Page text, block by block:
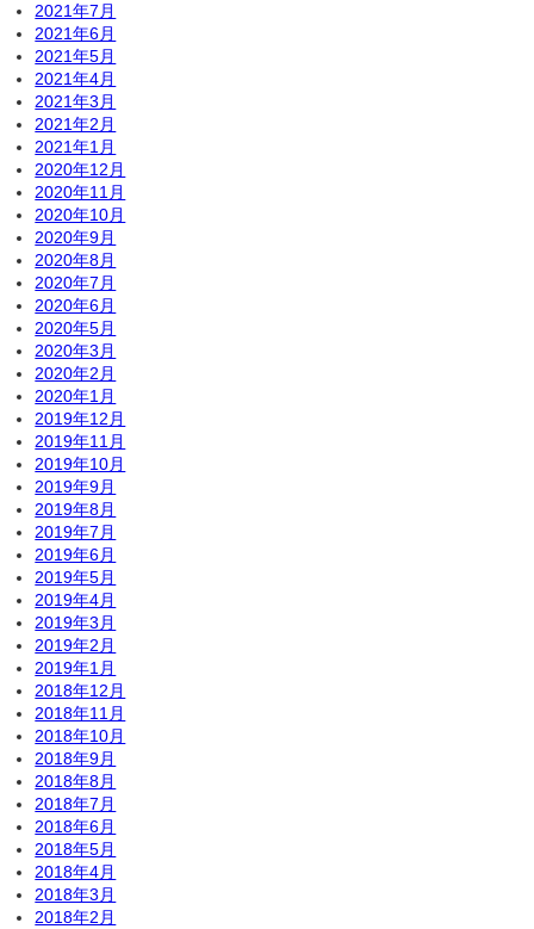
2021年7月
2021年6月
2021年5月
2021年4月
2021年3月
2021年2月
2021年1月
2020年12月
2020年11月
2020年10月
2020年9月
2020年8月
2020年7月
2020年6月
2020年5月
2020年3月
2020年2月
2020年1月
2019年12月
2019年11月
2019年10月
2019年9月
2019年8月
2019年7月
2019年6月
2019年5月
2019年4月
2019年3月
2019年2月
2019年1月
2018年12月
2018年11月
2018年10月
2018年9月
2018年8月
2018年7月
2018年6月
2018年5月
2018年4月
2018年3月
2018年2月